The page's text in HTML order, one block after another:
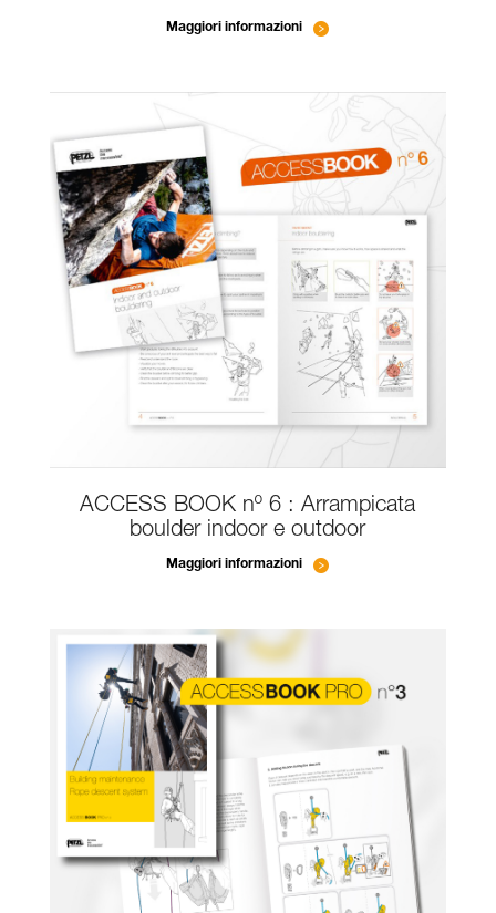
Maggiori informazioni
ACCESS BOOK nº 6 : Arrampicata
boulder indoor e outdoor
Maggiori informazioni